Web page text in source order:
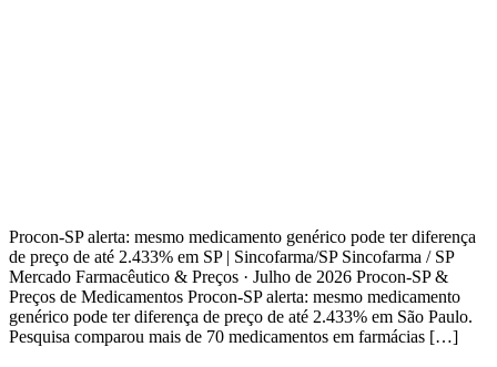
Procon-SP alerta: mesmo medicamento genérico pode ter diferença
de preço de até 2.433% em SP | Sincofarma/SP Sincofarma / SP
Mercado Farmacêutico & Preços · Julho de 2026 Procon-SP &
Preços de Medicamentos Procon-SP alerta: mesmo medicamento
genérico pode ter diferença de preço de até 2.433% em São Paulo.
Pesquisa comparou mais de 70 medicamentos em farmácias […]